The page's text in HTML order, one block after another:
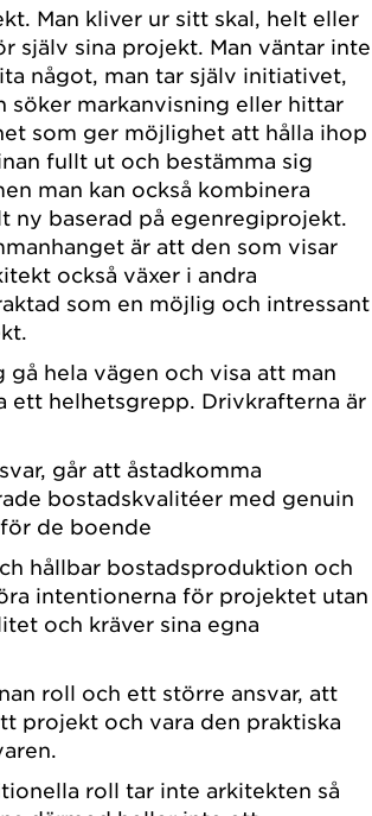
Man kliver ur sitt skal, helt eller
själv sina projekt. Man väntar inte
något, man tar själv initiativet,
markanvisning eller hittar
som ger möjlighet att hålla ihop
fullt ut och bestämma sig
man kan också kombinera
ny baserad på egenregiprojekt.
är att den som visar
också växer i andra
som en möjlig och intressant
hela vägen och visa att man
ett helhetsgrepp. Drivkrafterna är
går att åstadkomma
bostadskvalitéer med genuin
de boende
hållbar bostadsproduktion och
intentionerna för projektet utan
och kräver sina egna
roll och ett större ansvar, att
projekt och vara den praktiska
roll tar inte arkitekten så